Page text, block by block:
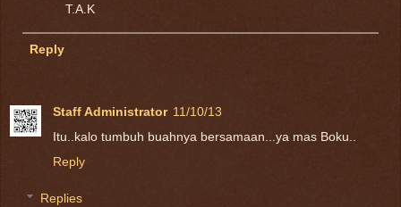
T.A.K
Reply
Staff Administrator 11/10/13
Itu..kalo tumbuh buahnya bersamaan...ya mas Boku..
Reply
Replies